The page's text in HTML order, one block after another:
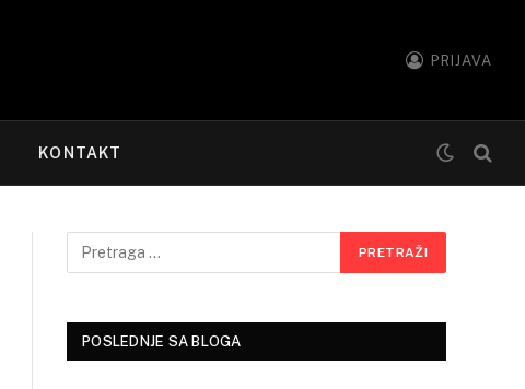
PRIJAVA
KONTAKT
POSLEDNJE SA BLOGA